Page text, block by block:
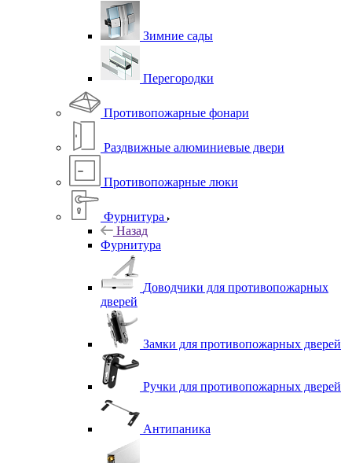
Зимние сады
Перегородки
Противопожарные фонари
Раздвижные алюминиевые двери
Противопожарные люки
Фурнитура
Назад
Фурнитура
Доводчики для противопожарных
дверей
Замки для противопожарных дверей
Ручки для противопожарных дверей
Антипаника